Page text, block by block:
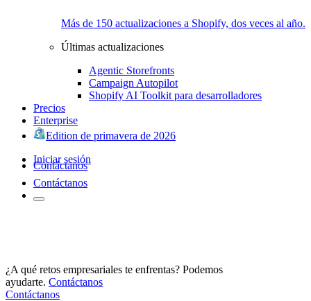
Más de 150 actualizaciones a Shopify, dos veces al año.
Últimas actualizaciones
Agentic Storefronts
Campaign Autopilot
Shopify AI Toolkit para desarrolladores
Precios
Enterprise
Edition de primavera de 2026
Iniciar sesión
Contáctanos
Contáctanos
¿A qué retos empresariales te enfrentas? Podemos
ayudarte. Contáctanos
Contáctanos